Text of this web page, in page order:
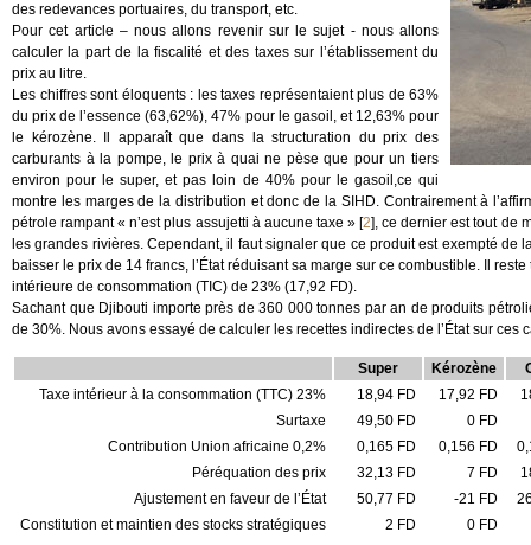
des redevances portuaires, du transport, etc.
Pour cet article – nous allons revenir sur le sujet - nous allons
calculer la part de la fiscalité et des taxes sur l’établissement du
prix au litre.
Les chiffres sont éloquents : les taxes représentaient plus de 63%
du prix de l’essence (63,62%), 47% pour le gasoil, et 12,63% pour
le kérozène. Il apparaît que dans la structuration du prix des
carburants à la pompe, le prix à quai ne pèse que pour un tiers
environ pour le super, et pas loin de 40% pour le gasoil,ce qui
montre les marges de la distribution et donc de la SIHD. Contrairement à
pétrole rampant « n’est plus assujetti à aucune taxe »[2], ce dernier est tout de
les grandes rivières. Cependant, il faut signaler que ce produit est exempté
baisser le prix de 14 francs, l’État réduisant sa marge sur ce combustible. Il
intérieure de consommation (TIC) de 23% (17,92 FD).
Sachant que Djibouti importe près de 360 000 tonnes par an de produits
de 30%. Nous avons essayé de calculer les recettes indirectes de l’État sur ces
Super Kérozène
Taxe intérieur à la consommation (TTC) 23%
18,94 FD 17,92 FD
Surtaxe
49,50 FD
0 FD
Contribution Union africaine 0,2%
0,165 FD 0,156 FD
Péréquation des prix
32,13 FD 7 FD
Ajustement en faveur de l’État
50,77 FD -21 FD
Constitution et maintien des stocks stratégiques
2 FD
0 FD